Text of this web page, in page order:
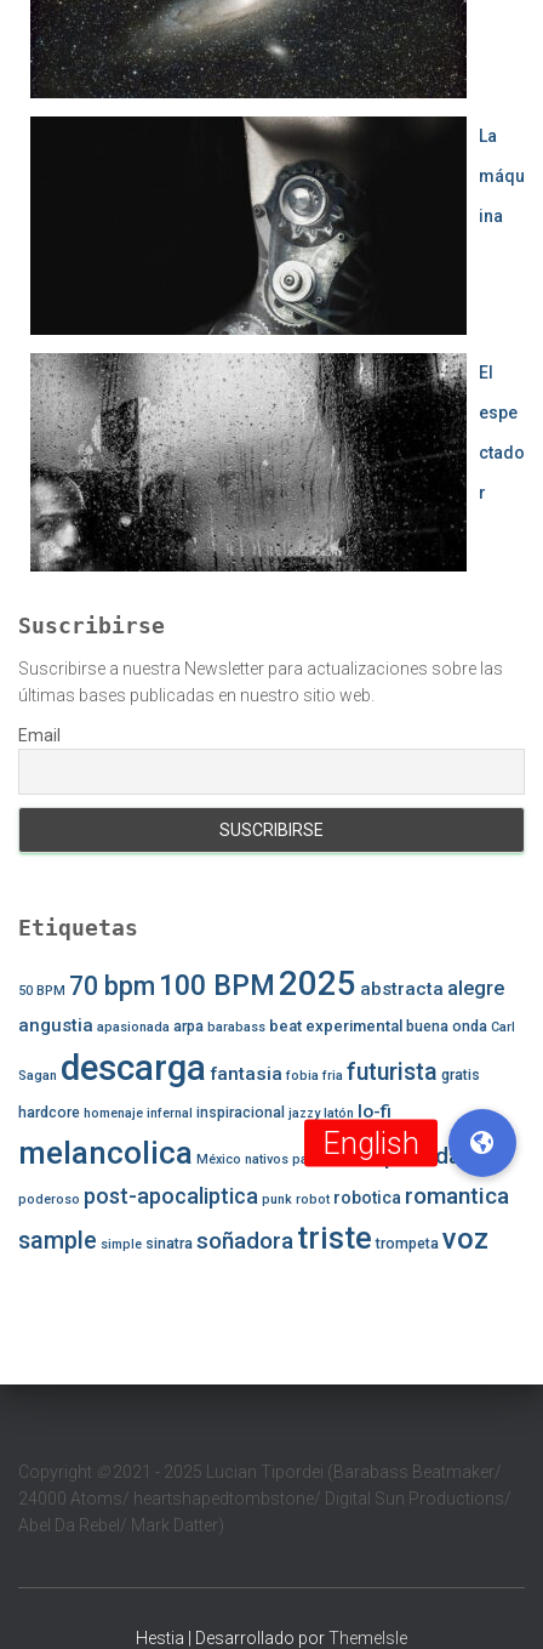
La
máqu
ina
El
espe
ctado
r
Suscribirse
Suscribirse a nuestra Newsletter para actualizaciones sobre las
últimas bases publicadas en nuestro sitio web.
Email
Etiquetas
50 BPM 70 bpm 100 BPM 2025 abstracta alegre
angustia apasionada arpa barabass beat experimental buena onda Carl
Sagan descarga fantasia fobia fria futurista gratis
hardcore homenaje infernal inspiracional jazzy latón lo-fi
melancolica México nativos panico pasion pesada
poderoso post-apocaliptica punk robot robotica romantica
sample simple sinatra soñadoratriste trompeta voz
Copyright ©2021 - 2025 Lucian Tipordei (Barabass Beatmaker/
24000 Atoms/ heartshapedtombstone/ Digital Sun Productions/
Abel Da Rebel/ Mark Datter)
Hestia | Desarrollado porThemeIsle